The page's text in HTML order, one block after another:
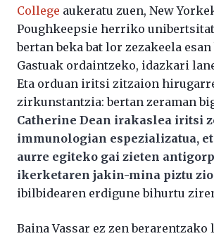
College aukeratu zuen, New
Poughkeepsie herriko
bertan beka bat lor zezakeela
Gastuak ordaintzeko, idazkari
Eta orduan iritsi zitzaion
zirkunstantzia: bertan zeraman
Catherine Dean irakaslea iritsi
immunologian espezializatua,
aurre egiteko gai zieten
ikerketaren jakin-mina piztu
ibilbidearen erdigune bihurtu
Baina Vassar ez zen berarentzako